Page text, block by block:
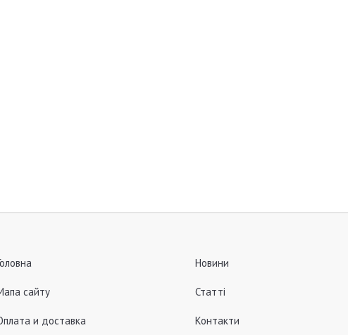
сайту
и доставка
Новини
Статті
Контакти